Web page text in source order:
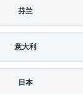
芬兰
意大利
日本